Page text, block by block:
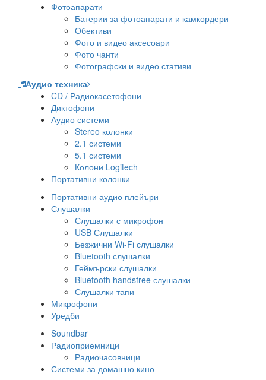
Фотоапарати
Батерии за фотоапарати и камкордери
Обективи
Фото и видео аксесоари
Фото чанти
Фотографски и видео стативи
Аудио техника
CD / Радиокасетофони
Диктофони
Аудио системи
Stereo колонки
2.1 системи
5.1 системи
Колони Logitech
Портативни колонки
Портативни аудио плейъри
Слушалки
Слушалки с микрофон
USB Слушалки
Безжични Wi-Fi слушалки
Bluetooth слушалки
Геймърски слушалки
Bluetooth handsfree слушалки
Слушалки тапи
Микрофони
Уредби
Soundbar
Радиоприемници
Радиочасовници
Системи за домашно кино